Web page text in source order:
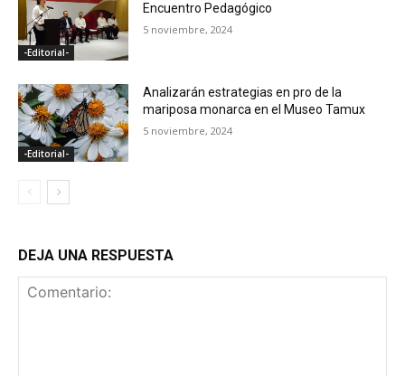
-Editorial-
Encuentro Pedagógico
5 noviembre, 2024
-Editorial-
Analizarán estrategias en pro de la
mariposa monarca en el Museo Tamux
5 noviembre, 2024
DEJA UNA RESPUESTA